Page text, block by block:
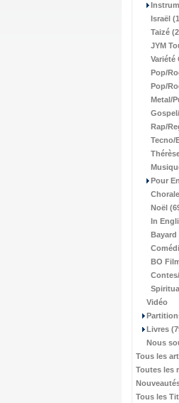
Israël
Taizé
JYM
Variété
Pop/
Pop/
Metal/
Rap/
Tecno/
Pour
Noël
In
Bayard
BO
Vidéo
Livres
Nous
Tous les
Toutes les
Tous les